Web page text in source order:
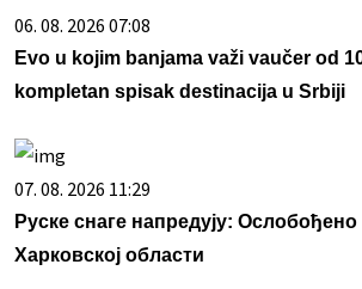
06. 08. 2026 07:08
Evo u kojim banjama važi vaučer od
kompletan spisak destinacija u Srbiji
07. 08. 2026 11:29
Руске снаге напредују:
Харковској области